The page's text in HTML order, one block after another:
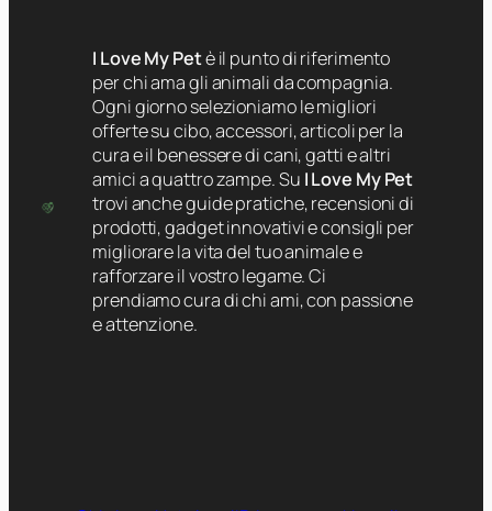
I Love My Petè il punto di riferimento
per chi ama gli animali da compagnia.
Ogni giorno selezioniamo le migliori
offerte su cibo, accessori, articoli per la
cura e il benessere di cani, gatti e altri
amici a quattro zampe. Su I Love My Pet
trovi anche guide pratiche, recensioni di
prodotti, gadget innovativi e consigli per
migliorare la vita del tuo animale e
rafforzare il vostro legame. Ci
prendiamo cura di chi ami, con passione
e attenzione.